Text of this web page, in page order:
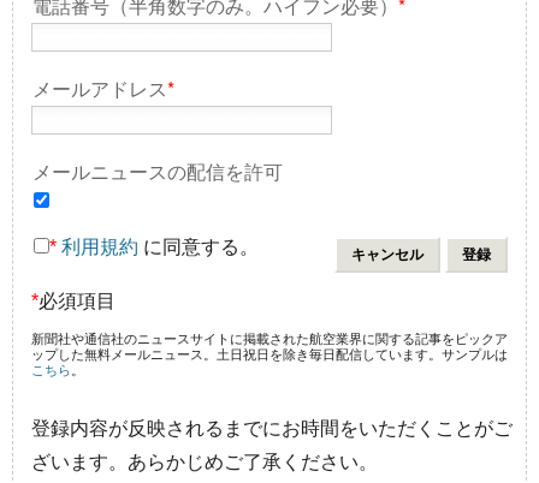
電話番号（半角数字のみ。ハイフン必要） *
メールアドレス*
メールニュースの配信を許可
* 利用規約 に同意する。
*必須項目
新聞社や通信社のニュースサイトに掲載された航空業界に関する記事をピックア
ップした無料メールニュース。土日祝日を除き毎日配信しています。サンプルは
こちら
登録内容が反映されるまでにお時間をいただくことがご
ざいます。あらかじめご了承ください。